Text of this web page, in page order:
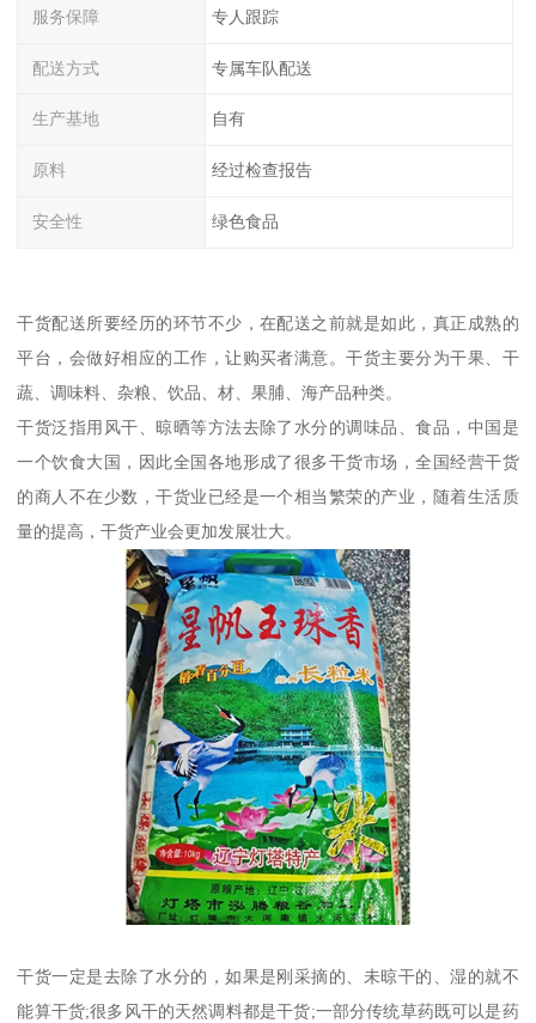
服务保障 专人跟踪
配送方式 专属车队配送
生产基地 自有
原料 经过检查报告
安全性 绿色食品
干货配送所要经历的环节不少，在配送之前就是如此，真正成熟的
平台，会做好相应的工作，让购买者满意。干货主要分为干果、干
蔬、调味料、杂粮、饮品、材、果脯、海产品种类。
干货泛指用风干、晾晒等方法去除了水分的调味品、食品，中国是
一个饮食大国，因此全国各地形成了很多干货市场，全国经营干货
的商人不在少数，干货业已经是一个相当繁荣的产业，随着生活质
量的提高，干货产业会更加发展壮大。
干货一定是去除了水分的，如果是刚采摘的、未晾干的、湿的就不
能算干货;很多风干的天然调料都是干货;一部分传统草药既可以是药